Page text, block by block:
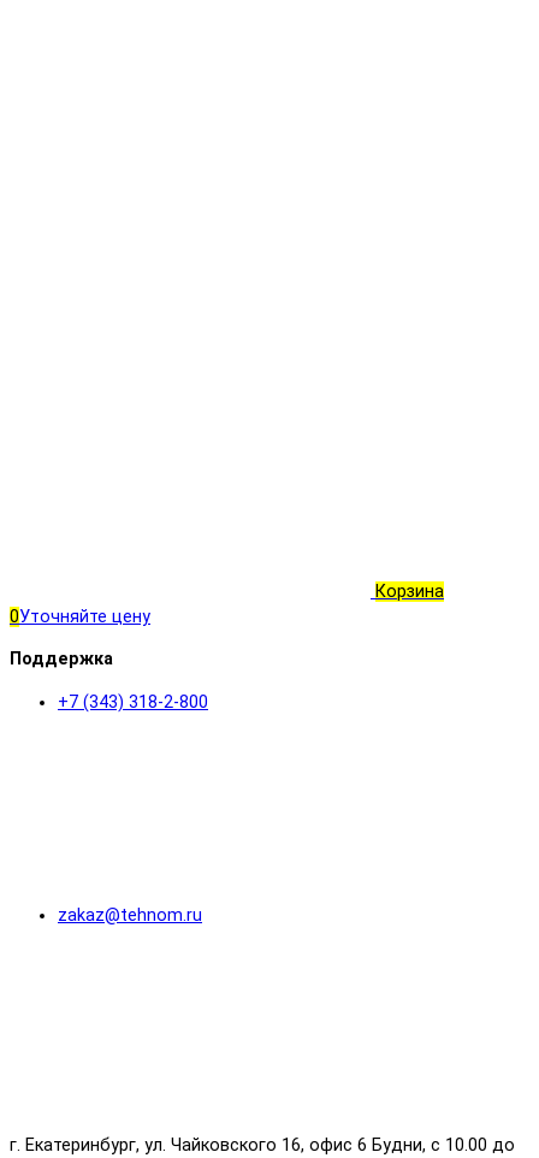
Корзина
0Уточняйте цену
Поддержка
+7 (343) 318-2-800
zakaz@tehnom.ru
г. Екатеринбург, ул. Чайковского 16, офис 6 Будни, с 10.00 до